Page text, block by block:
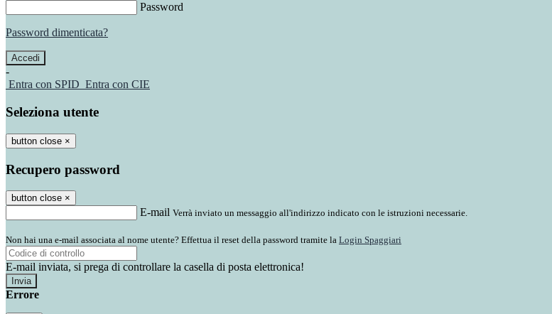
Password
Password dimenticata?
-
Entra con SPID Entra con CIE
Seleziona utente
button close ×
Recupero password
button close ×
E-mail Verrà inviato un messaggio all'indirizzo indicato con le istruzioni necessarie.
Non hai una e-mail associata al nome utente? Effettua il reset della password tramite la Login Spaggiari
E-mail inviata, si prega di controllare la casella di posta elettronica!
Errore